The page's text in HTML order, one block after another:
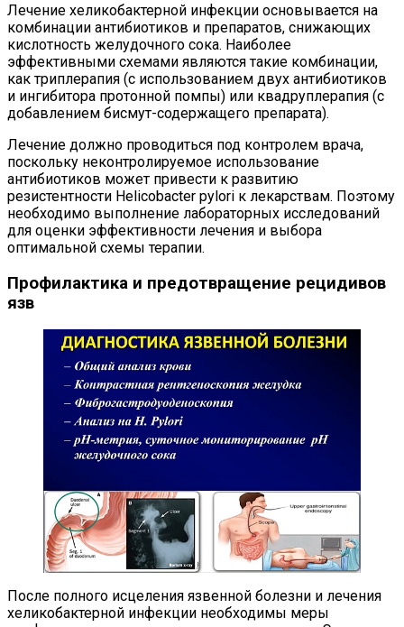
Лечение хеликобактерной инфекции основывается на
комбинации антибиотиков и препаратов, снижающих
кислотность желудочного сока. Наиболее
эффективными схемами являются такие комбинации,
как триплерапия (с использованием двух антибиотиков
и ингибитора протонной помпы) или квадруплерапия (с
добавлением бисмут-содержащего препарата).
Лечение должно проводиться под контролем врача,
поскольку неконтролируемое использование
антибиотиков может привести к развитию
резистентности Helicobacter pylori к лекарствам. Поэтому
необходимо выполнение лабораторных исследований
для оценки эффективности лечения и выбора
оптимальной схемы терапии.
Профилактика и предотвращение рецидивов
язв
После полного исцеления язвенной болезни и лечения
хеликобактерной инфекции необходимы меры